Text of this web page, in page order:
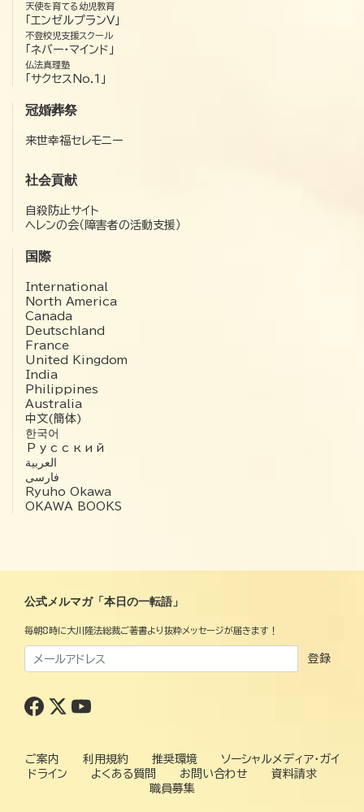
天使を育てる幼児教育
「エンゼルプランV」
不登校児支援スクール
「ネバー・マインド」
仏法真理塾
「サクセスNo.1」
冠婚葬祭
来世幸福セレモニー
社会貢献
自殺防止サイト
ヘレンの会（障害者の活動支援）
国際
International
North America
Canada
Deutschland
France
United Kingdom
India
Philippines
Australia
中文(簡体)
한국어
Русский
العربية‏
فارسی
Ryuho Okawa
OKAWA BOOKS
公式メルマガ「本日の一転語」
毎朝8時に大川隆法総裁ご著書より抜粋メッセージが届きます！
登録
ご案内 利用規約 推奨環境
ソーシャルメディア・ガイ
ドライン
よくある質問 お問い合わせ
資料請求
職員募集